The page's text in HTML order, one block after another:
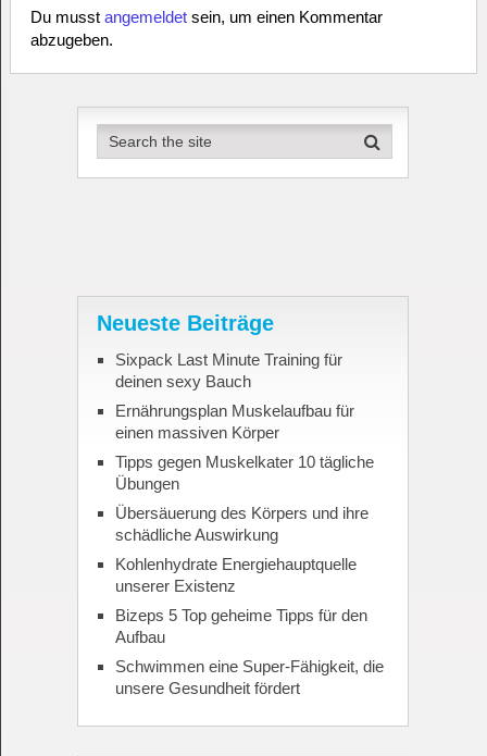
Du musst angemeldetsein, um einen Kommentar
abzugeben.
Neueste Beiträge
Sixpack Last Minute Training für
deinen sexy Bauch
Ernährungsplan Muskelaufbau für
einen massiven Körper
Tipps gegen Muskelkater 10 tägliche
Übungen
Übersäuerung des Körpers und ihre
schädliche Auswirkung
Kohlenhydrate Energiehauptquelle
unserer Existenz
Bizeps 5 Top geheime Tipps für den
Aufbau
Schwimmen eine Super-Fähigkeit, die
unsere Gesundheit fördert